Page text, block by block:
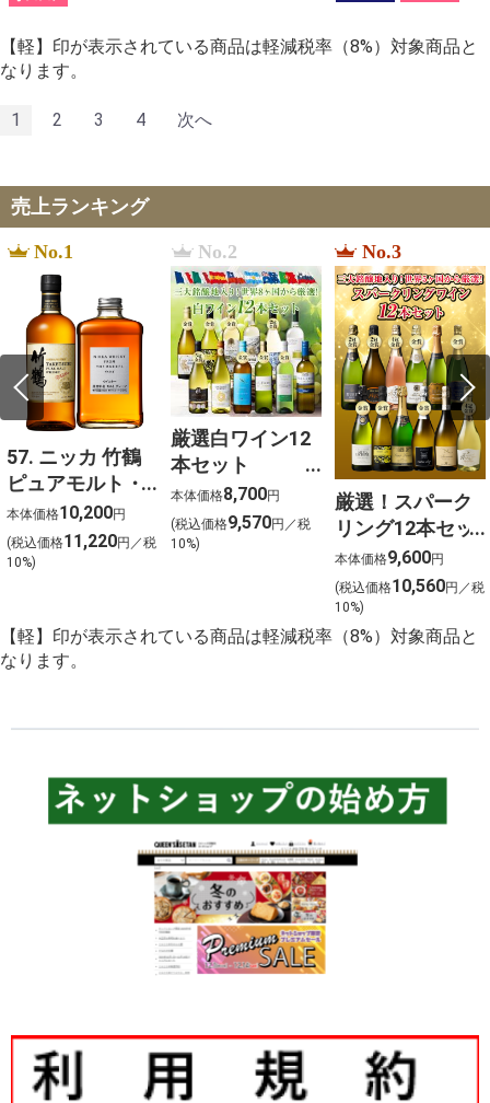
【軽】印が表示されている商品は軽減税率（8%）対象商品と
なります。
1 2 3 4 次へ
売上ランキング
No.1
57. ニッカ 竹鶴
ピュアモルト・
フロムザバレル
ウイスキー2本セ
ット【北海道ご
本体価格10,200円
(税込価格11,220円／税
10%)
No.2
厳選白ワイン12
本セット
750ml×12
本体価格8,700円
(税込価格9,570円／税
10%)
No.3
厳選！スパーク
リング12本セッ
ト 金賞受賞ワイ
ンを含む１２本
を選びました！
本体価格9,600円
(税込価格10,560円／税
10%)
【軽】印が表示されている商品は軽減税率（8%）対象商品と
なります。